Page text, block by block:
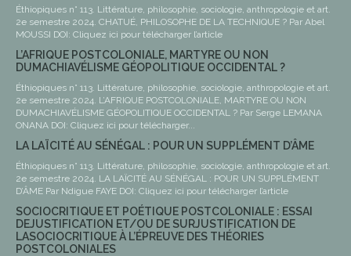
Éthiopiques n° 113. Littérature, philosophie, sociologie, anthropologie et art.
2e semestre 2024. CHATUÉ, PHILOSOPHE DE LA TECHNIQUE ? Par Abel
MOUSSI DOI: Cliquez ici pour télécharger l’article
L’AFRIQUE POSTCOLONIALE, MARTYRE OU NON
DUMACHIAVÉLISME GÉOPOLITIQUE OCCIDENTAL ?
Éthiopiques n° 113. Littérature, philosophie, sociologie, anthropologie et art.
2e semestre 2024. L’AFRIQUE POSTCOLONIALE, MARTYRE OU NON
DUMACHIAVÉLISME GÉOPOLITIQUE OCCIDENTAL ? Par Serge LEMANA
ONANA DOI: Cliquez ici pour télécharger...
LA LAÏCITÉ AU SÉNÉGAL : POUR UN SUPPLÉMENT D’ÂME
Éthiopiques n° 113. Littérature, philosophie, sociologie, anthropologie et art.
2e semestre 2024. LA LAÏCITÉ AU SÉNÉGAL : POUR UN SUPPLÉMENT
D’ÂME Par Ndigue FAYE DOI: Cliquez ici pour télécharger l’article
SOCIOCRITIQUE ET POÉTIQUE POSTCOLONIALE : ESSAI
DEJUSTIFICATION ET/OU DE SURJUSTIFICATION DE
LASOCIOCRITIQUE À L’ÉPREUVE DES THÉORIES
POSTCOLONIALES